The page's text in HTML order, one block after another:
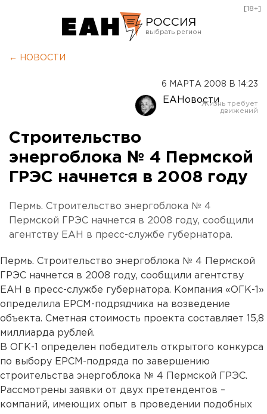
РОССИЯ
Оренбург
[18+]
← НОВОСТИ
6 МАРТА 2008 В 14:23
ЕАНовости
Строительство
энергоблока № 4 Пермской
ГРЭС начнется в 2008 году
Пермь. Строительство энергоблока № 4
Пермской ГРЭС начнется в 2008 году, сообщили
агентству ЕАН в пресс-службе губернатора.
Пермь. Строительство энергоблока № 4 Пермской
ГРЭС начнется в 2008 году, сообщили агентству
ЕАН в пресс-службе губернатора. Компания «ОГК-1»
определила ЕРСМ-подрядчика на возведение
объекта. Сметная стоимость проекта составляет 15,8
миллиарда рублей.
В ОГК-1 определен победитель открытого конкурса
по выбору ЕРСМ-подряда по завершению
строительства энергоблока № 4 Пермской ГРЭС.
Рассмотрены заявки от двух претендентов –
компаний, имеющих опыт в проведении подобных